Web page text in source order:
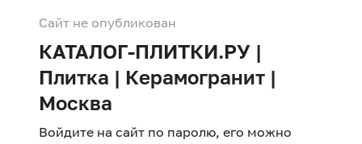
Сайт не опубликован
КАТАЛОГ-ПЛИТКИ.РУ |
Плитка | Керамогранит |
Москва
Войдите на сайт по паролю, его можно